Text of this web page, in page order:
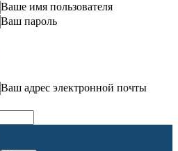
Ваше имя пользователя
Ваш пароль
Ваш адрес электронной почты